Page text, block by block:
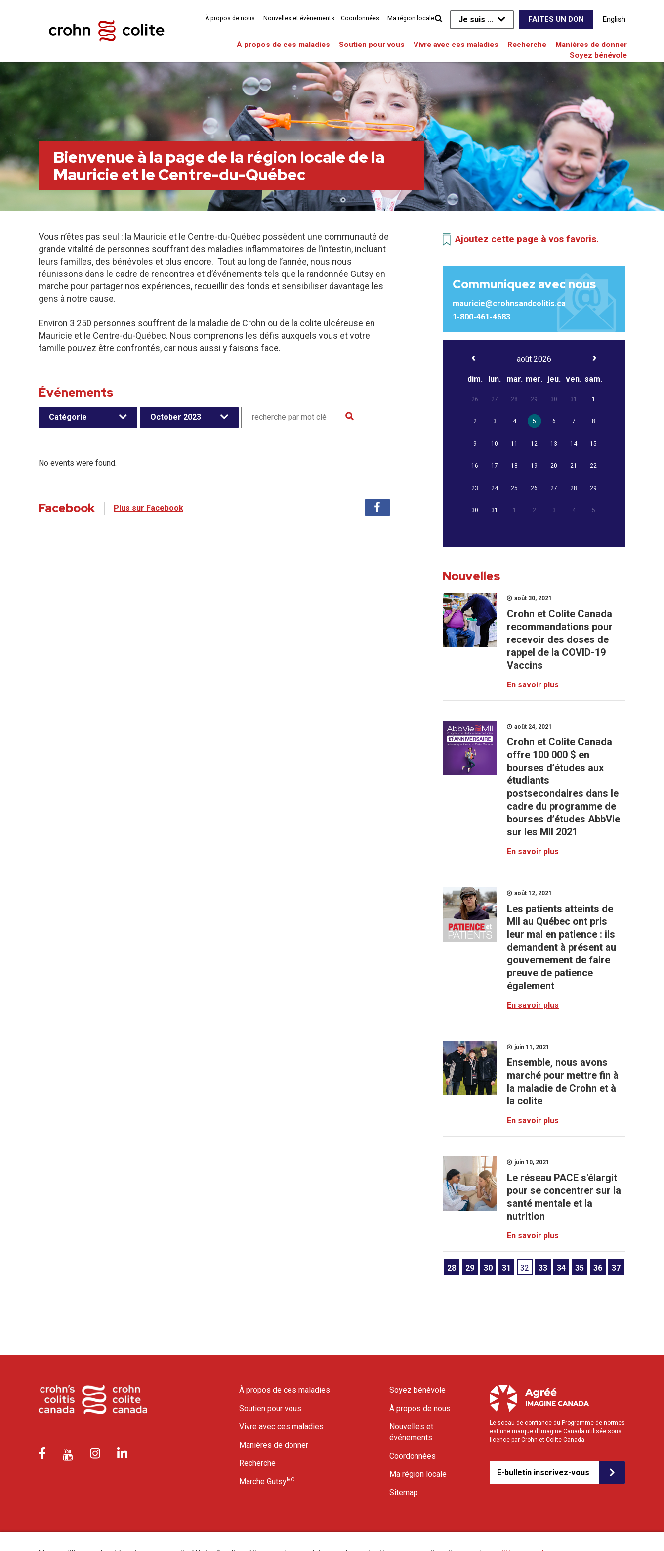
Je suis ... FAITES UN DON English
À propos de ces maladies Soutien pour vous Vivre avec ces maladies Recherche
Manières de donner
Soyez bénévole
À propos de nous Nouvelles et évènements Coordonnées Ma région locale
Bienvenue à la page de la région locale de la
Mauricie et le Centre-du-Québec
Vous n’êtes pas seul : la Mauricie et le Centre-du-Québec possèdent une communauté de
grande vitalité de personnes souffrant des maladies inflammatoires de l’intestin, incluant
leurs familles, des bénévoles et plus encore. Tout au long de l’année, nous nous
réunissons dans le cadre de rencontres et d’événements tels que la randonnée Gutsy en
marche pour partager nos expériences, recueillir des fonds et sensibiliser davantage les
gens à notre cause.
Environ 3 250 personnes souffrent de la maladie de Crohn ou de la colite ulcéreuse en
Mauricie et le Centre-du-Québec. Nous comprenons les défis auxquels vous et votre
famille pouvez être confrontés, car nous aussi y faisons face.
Événements
Catégorie October 2023
No events were found.
Facebook Plus sur Facebook
Ajoutez cette page à vos favoris.
Communiquez avec nous
mauricie@crohnsandcolitis.ca
1-800-461-4683
août 2026
dim. lun. mar. mer. jeu. ven. sam.
26 27 28 29 30 31 1
2 3 4 5 6 7 8
9 10 11 12 13 14 15
16 17 18 19 20 21 22
23 24 25 26 27 28 29
30 31 1 2 3 4 5
Nouvelles
août 30, 2021
Crohn et Colite Canada
recommandations pour
recevoir des doses de
rappel de la COVID-19
Vaccins
En savoir plus
août 24, 2021
Crohn et Colite Canada
offre 100 000 $ en
bourses d’études aux
étudiants
postsecondaires dans le
cadre du programme de
bourses d’études AbbVie
sur les MII 2021
En savoir plus
août 12, 2021
Les patients atteints de
MII au Québec ont pris
leur mal en patience : ils
demandent à présent au
gouvernement de faire
preuve de patience
également
En savoir plus
juin 11, 2021
Ensemble, nous avons
marché pour mettre fin à
la maladie de Crohn et à
la colite
En savoir plus
juin 10, 2021
Le réseau PACE s'élargit
pour se concentrer sur la
santé mentale et la
nutrition
En savoir plus
28 29 30 31 32 33 34 35 36 37
À propos de ces maladies
Soutien pour vous
Vivre avec ces maladies
Manières de donner
Recherche
Marche GutsyMC
Soyez bénévole
À propos de nous
Nouvelles et
événements
Coordonnées
Ma région locale
Sitemap
Le sceau de confiance du Programme de normes
est une marque d'Imagine Canada utilisée sous
licence par Crohn et Colite Canada.
E-bulletin inscrivez-vous